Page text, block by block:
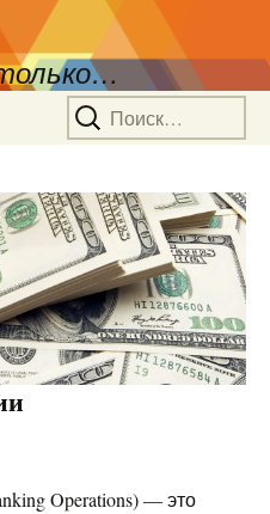
Найти:
Operations) — это